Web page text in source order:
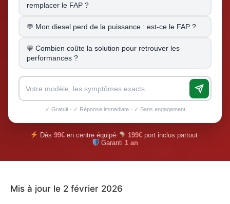
remplacer le FAP ?
Mon diesel perd de la puissance : est-ce le FAP ?
Combien coûte la solution pour retrouver les
performances ?
✓ Gratuit · ✓ Réponse immédiate · ✓ Sans engagement
Dès 99€ en centre équipé· 199€port inclus partout·
Garanti 1 an
Mis à jour le 2 février 2026